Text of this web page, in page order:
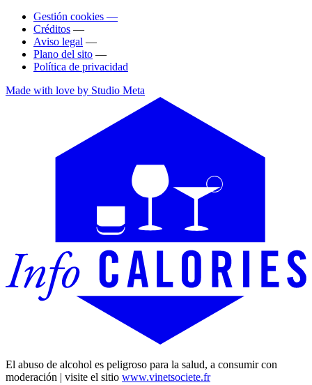
Gestión cookies —
Créditos —
Aviso legal —
Plano del sito —
Política de privacidad
Made with love by Studio Meta
El abuso de alcohol es peligroso para la salud, a consumir con
moderación | visite el sitio www.vinetsociete.fr